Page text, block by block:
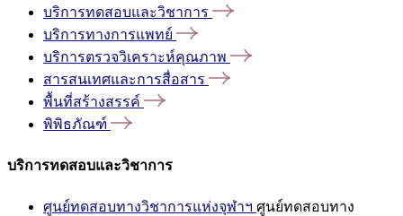
บริการทดสอบและวิชาการ
บริการทางการแพทย์
บริการตรวจวิเคราะห์คุณภาพ
สารสนเทศและการสื่อสาร
พื้นที่สร้างสรรค์
พิพิธภัณฑ์
บริการทดสอบและวิชาการ
ศูนย์ทดสอบทางวิชาการแห่งจุฬาฯ ศูนย์ทดสอบทาง